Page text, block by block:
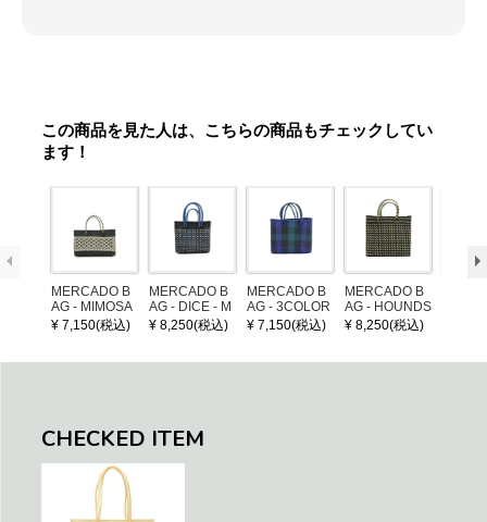
この商品を見た人は、こちらの商品もチェックしてい
ます！
MERCADO B
AG - MIMOSA
- Black / Crea
m (SHORT X
¥ 7,150(税込)
MERCADO B
AG - DICE - M
OSAIC - Black
/ Cream / Meta
¥ 8,250(税込)
MERCADO B
AG - 3COLOR
S CHECK - Bl
ack / Dark Gre
¥ 7,150(税込)
MERCADO B
AG - HOUNDS
TOOTH - Blac
k / Cream (S)
¥ 8,250(税込)
CHECKED ITEM